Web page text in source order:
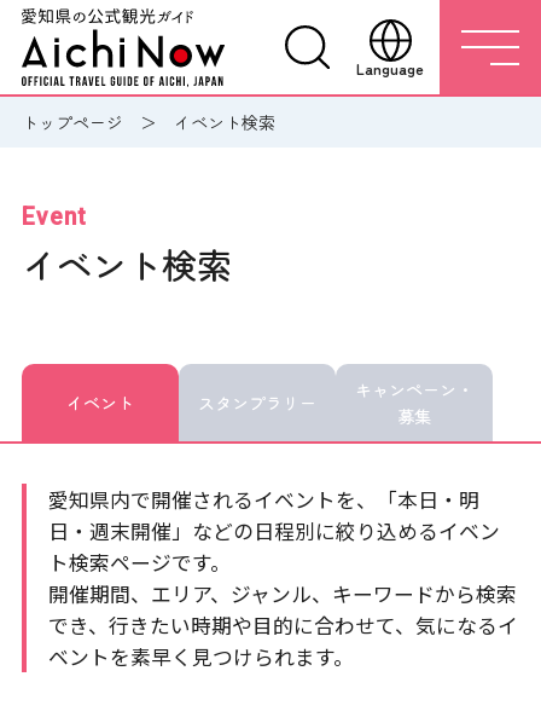
Language
トップページ イベント検索
Event
イベント検索
イベント スタンプラリー
キャンペーン・
募集
愛知県内で開催されるイベントを、「本日・明
日・週末開催」などの日程別に絞り込めるイベン
ト検索ページです。
開催期間、エリア、ジャンル、キーワードから検索
でき、行きたい時期や目的に合わせて、気になるイ
ベントを素早く見つけられます。